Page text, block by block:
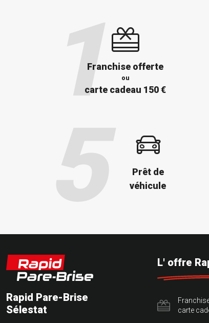
Franchise offerte
ou
carte cadeau 150 €
Prêt de
véhicule
Rapid Pare-Brise
Sélestat
L' offre
carte